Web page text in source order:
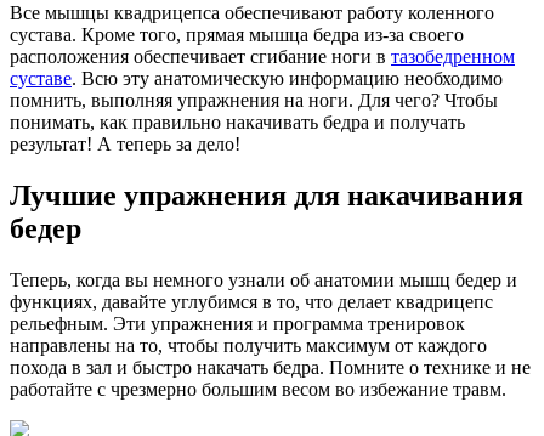
Все мышцы квадрицепса обеспечивают работу коленного
сустава. Кроме того, прямая мышца бедра из-за своего
расположения обеспечивает сгибание ноги в тазобедренном
суставе. Всю эту анатомическую информацию необходимо
помнить, выполняя упражнения на ноги. Для чего? Чтобы
понимать, как правильно накачивать бедра и получать
результат! А теперь за дело!
Лучшие упражнения для накачивания
бедер
Теперь, когда вы немного узнали об анатомии мышц бедер и
функциях, давайте углубимся в то, что делает квадрицепс
рельефным. Эти упражнения и программа тренировок
направлены на то, чтобы получить максимум от каждого
похода в зал и быстро накачать бедра. Помните о технике и не
работайте с чрезмерно большим весом во избежание травм.